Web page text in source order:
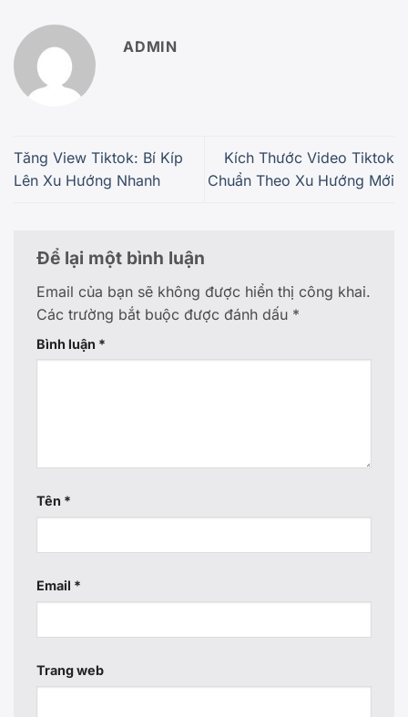
ADMIN
Tăng View Tiktok: Bí Kíp
Lên Xu Hướng Nhanh
Kích Thước Video Tiktok
Chuẩn Theo Xu Hướng Mới
Để lại một bình luận
Email của bạn sẽ không được hiển thị công khai.
Các trường bắt buộc được đánh dấu *
Bình luận *
Tên *
Email *
Trang web